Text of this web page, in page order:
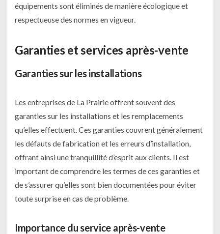
équipements sont éliminés de manière écologique et
respectueuse des normes en vigueur.
Garanties et services après-vente
Garanties sur les installations
Les entreprises de La Prairie offrent souvent des
garanties sur les installations et les remplacements
qu’elles effectuent. Ces garanties couvrent généralement
les défauts de fabrication et les erreurs d’installation,
offrant ainsi une tranquillité d’esprit aux clients. Il est
important de comprendre les termes de ces garanties et
de s’assurer qu’elles sont bien documentées pour éviter
toute surprise en cas de problème.
Importance du service après-vente